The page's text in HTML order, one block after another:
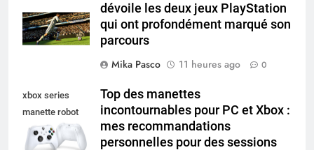
dévoile les deux jeux PlayStation
qui ont profondément marqué son
parcours
Mika Pasco
11 heures ago 0
xbox series
manette robot
white
Top des manettes
incontournables pour PC et Xbox :
mes recommandations
personnelles pour des sessions